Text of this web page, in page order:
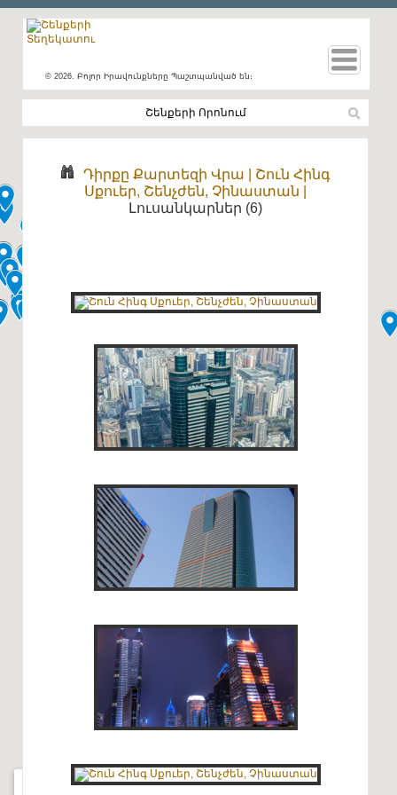
© 2026. Բոլոր Իրավունքները Պաշտպանված են։
Դիրքը Քարտեզի Վրա
Շուն Հինգ
Սքուեր, Շենչժեն, Չինաստան
Լուսանկարներ (6)